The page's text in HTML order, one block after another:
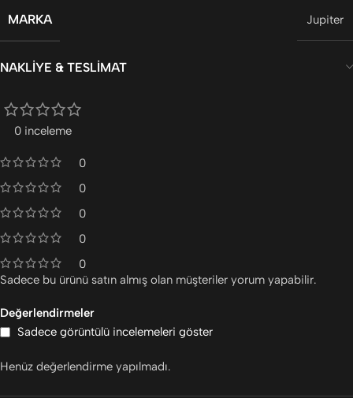
MARKA Jupiter
NAKLIYE & TESLIMAT
0 inceleme
0
0
0
0
0
Değerlendirmeler
Sadece görüntülü incelemeleri göster
Henüz değerlendirme yapılmadı.
Sadece bu ürünü satın almış olan müşteriler yorum yapabilir.